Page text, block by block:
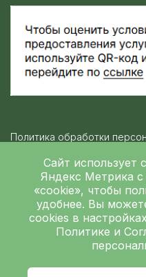
Сайт использует
Яндекс Метрика
«cookie», чтобы
удобнее. Вы
cookies в
Политике и
Политика обработки
Независимая оценка
ГБУЗ ЛОКБ © 2026